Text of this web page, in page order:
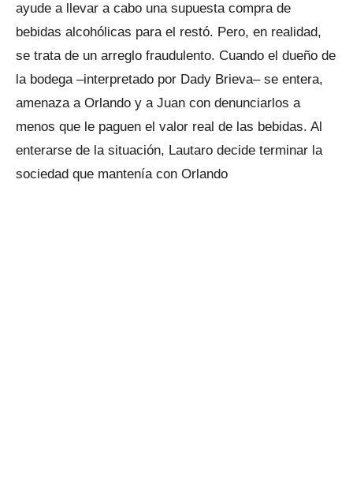
ayude a llevar a cabo una supuesta compra de
bebidas alcohólicas para el restó. Pero, en realidad,
se trata de un arreglo fraudulento. Cuando el dueño de
la bodega –interpretado por Dady Brieva– se entera,
amenaza a Orlando y a Juan con denunciarlos a
menos que le paguen el valor real de las bebidas. Al
enterarse de la situación, Lautaro decide terminar la
sociedad que mantenía con Orlando